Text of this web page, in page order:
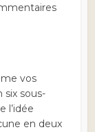
vos
six sous-
l’idée
en deux